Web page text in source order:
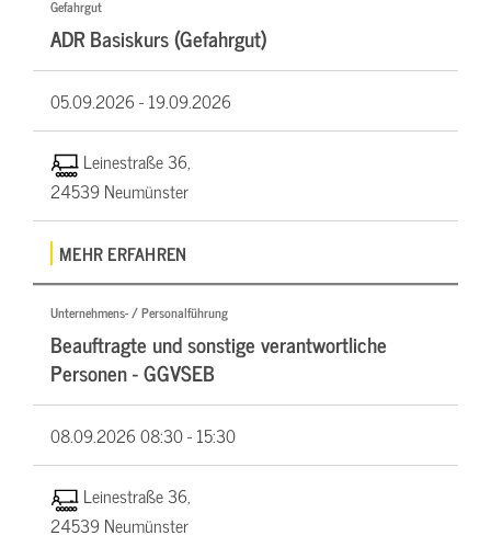
Gefahrgut
ADR Basiskurs (Gefahrgut)
05.09.2026 -19.09.2026
Leinestraße 36,
24539 Neumünster
MEHR ERFAHREN
Unternehmens- / Personalführung
Beauftragte und sonstige verantwortliche
Personen - GGVSEB
08.09.202608:30 - 15:30
Leinestraße 36,
24539 Neumünster